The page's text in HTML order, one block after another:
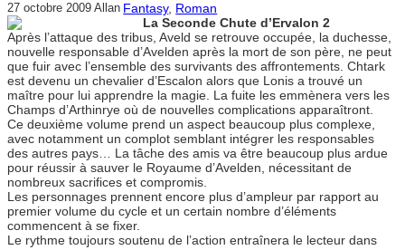
27 octobre 2009 Allan Fantasy, Roman
La Seconde Chute d’Ervalon 2
Après l’attaque des tribus, Aveld se retrouve occupée, la duchesse,
nouvelle responsable d’Avelden après la mort de son père, ne peut
que fuir avec l’ensemble des survivants des affrontements. Chtark
est devenu un chevalier d’Escalon alors que Lonis a trouvé un
maître pour lui apprendre la magie. La fuite les emmènera vers les
Champs d’Arthinrye où de nouvelles complications apparaîtront.
Ce deuxième volume prend un aspect beaucoup plus complexe,
avec notamment un complot semblant intégrer les responsables
des autres pays… La tâche des amis va être beaucoup plus ardue
pour réussir à sauver le Royaume d’Avelden, nécessitant de
nombreux sacrifices et compromis.
Les personnages prennent encore plus d’ampleur par rapport au
premier volume du cycle et un certain nombre d’éléments
commencent à se fixer.
Le rythme toujours soutenu de l’action entraînera le lecteur dans